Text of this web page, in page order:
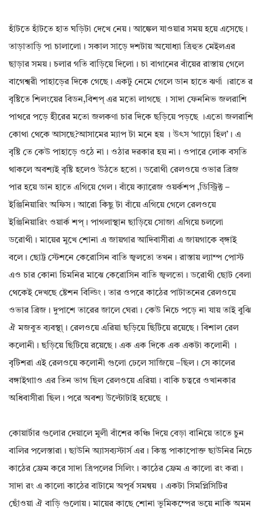
হাঁটতে হাঁটতে হাত ঘড়িটা দেখে নেয়। আঙ্কেল যাওয়ার সময় হয়ে এসেছে।
তাড়াতাড়ি পা চালালো। সকাল সাড়ে দশটায় অযোধ্যা ত্রিহুত মেইলএর
ছাড়ার সময়। চলার গতি বাড়িয়ে দিলো। চা বাগানের বাঁয়ের রাস্তায় গেলে
বাগেশ্বরী পাহাড়ের দিকে গেছে। একটু নেমে গেলে ডান হাতে ঝর্ণা ।রাতে র
বৃষ্টিতে শিলংয়ের বিডন,বিশপ্ এর মতো লাগছে । সাদা ফেননিভ জলরাশি
পাথরে পড়ে হীরের মতো জলকণা চার দিকে ছড়িয়ে পড়ছে ।এতো জলরাশি
কোথা থেকে আসছে?আসামের ম্যাপ টা মনে হয় । উৎস ‘গাঢ়ো হিল’। এ
বৃষ্টি তে কেউ পাহাড়ে ওঠে না। ওঠার দরকার হয় না। ওপারে লোক বসতি
থাকলে অবশ্যই বৃষ্টি হলেও উঠতে হতো। ডরোথী রেলওয়ে ওভার ব্রিজ
পার হয়ে ডান হাতে এগিয়ে গেল। বাঁয়ে ক্যারেজ ওয়র্কশপ ,ডিস্ট্রিক্ট –
ইঞ্জিনিয়ারিং অফিস। আরো কিছু টা বাঁয়ে এগিয়ে গেলে রেলওয়ে
ইঞ্জিনিয়ারিং ওয়ার্ক শপ্। পাগলাস্থান ছাড়িয়ে সোজা এগিয়ে চললো
ডরোথী। মায়ের মুখে শোনা এ জায়গার আদিবাসীরা এ জায়গাকে ব্ঙ্গাই
বলে। ছোট্ট স্টেশনে কেরোসিন বাতি জ্বলতো তখন। রাস্তায় ল্যাম্প পোস্ট
এও চার কোনা চিমনির মাঝে কেরোসিন বাতি জ্বলতো। ডরোথী ছোট বেলা
থেকেই দেখছে ষ্টেশন বিল্ডিং। তার ওপরে কাঠের পাটাতনের রেলওয়ে
ওভার ব্রিজ। দুপাশে তারের জালে ঘেরা। কেউ নিচে পড়ে না যায় তাই বুঝি
ঐ মজবুত ব্যবস্থা্। রেলওয়ে এরিয়া ছড়িয়ে ছিটিয়ে রয়েছে। বিশাল রেল
কলোনী। ছড়িয়ে ছিটিয়ে রয়েছে। এক এক দিকে এক একটা কলোনী ।
বৃটিশরা এই রেলওয়ে কলোনী গুলো ঢেলে সাজিয়ে –ছিল। সে কালের
বঙ্গাইগাাও এর তিন ভাগ ছিল রেলওয়ে এরিয়া। বাকি চত্বরে ওখানকার
অধিবাসীরা ছিল। পরে অবশ্য উল্টোটাই হয়েছে ।
কোয়ার্টার গুলোর দেয়ালে মুলী বাঁশের কঞ্চি দিয়ে বেড়া বানিয়ে তাতে চুন
বালির পলেস্তারা। ছাউনি অ্যাসব্যস্টার্স এর। কিন্তু পাকাপোক্ত ছাউনির নিচে
কাঠের ফ্রেম করে সাদা ত্রিপলের সিলিং। কাঠের ফ্রেম এ কালো রং করা।
সাদা রং এ কালো কাঠের বাটামে অপূর্ব সমন্বয় । একটা সিমপ্লিসিটির
ছোঁওয়া ঐ বাড়ি গুলোয়। মায়ের কাছে শোনা ভূমিকম্পের ভয়ে নাকি অমন